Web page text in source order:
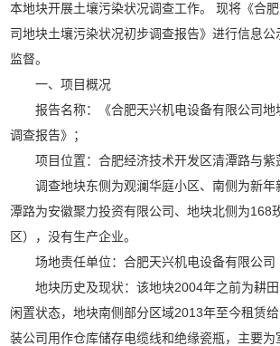
本地块开展土壤污染状况调查工作。 现将《合
司地块土壤污染状况初步调查报告》进行信息公
监督。
一、项目概况
报告名称：《合肥天兴机电设备有限公司
调查报告》；
项目位置：合肥经济技术开发区清潭路与紫
调查地块东侧为观澜华庭小区、南侧为新
潭路为安徽聚力投资有限公司、地块北侧为168
区），没有生产企业。
场地责任单位：合肥天兴机电设备有限公司
地块历史及现状：该地块2004年之前为耕
闲置状态，地块南侧部分区域2013年至今租赁
装公司用作仓库储存电缆线和绝缘瓷瓶，主要